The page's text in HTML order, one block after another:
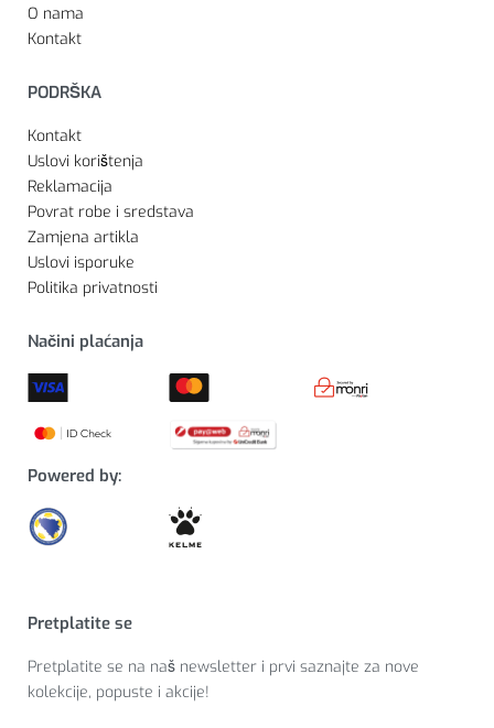
O nama
Kontakt
PODRŠKA
Kontakt
Uslovi korištenja
Reklamacija
Povrat robe i sredstava
Zamjena artikla
Uslovi isporuke
Politika privatnosti
Načini plaćanja
Powered by:
Pretplatite se
Pretplatite se na naš newsletter i prvi saznajte za nove
kolekcije, popuste i akcije!